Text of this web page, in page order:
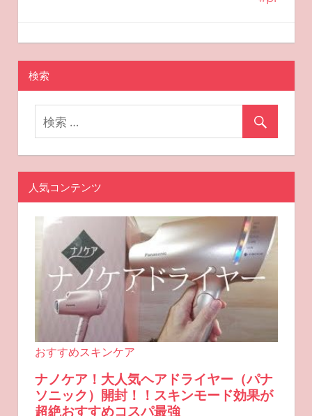
シ
ョ
ン
2025-08-20
miyu
おすすめ美容
検索
人気コンテンツ